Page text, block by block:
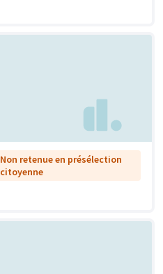
Non retenue en présélection
citoyenne